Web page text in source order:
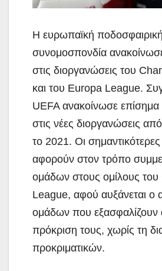
Η ευρωπαϊκή ποδοσφαιρική
συνομοσπονδία
στις διοργανώσεις του
και του Europa League.
UEFA ανακοίνωσε επίσημα
στις νέες διοργανώσεις
το 2021. Οι
αφορούν στον τρόπο
ομάδων στους ομίλους
League, αφού αυξάνεται ο
ομάδων που εξασφαλίζουν
πρόκριση τους, χωρίς τη
προκριματικών.